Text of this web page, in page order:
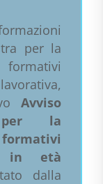
per la
formativi
Avviso
per la
formativi
in età
dalla